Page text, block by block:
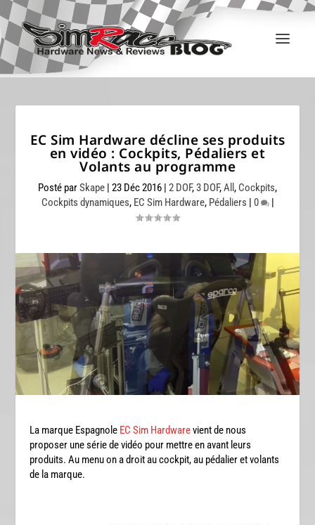
EC Sim Hardware décline ses produits
en vidéo : Cockpits, Pédaliers et
Volants au programme
Posté parSkape | 23 Déc 2016 | 2 DOF,3 DOF,All , Cockpits,
Cockpits dynamiques, EC Sim Hardware, Pédaliers | 0 |
La marque Espagnole EC Sim Hardwarevient de nous
proposer une série de vidéo pour mettre en avant leurs
produits. Au menu on a droit au cockpit, au pédalier et volants
de la marque.